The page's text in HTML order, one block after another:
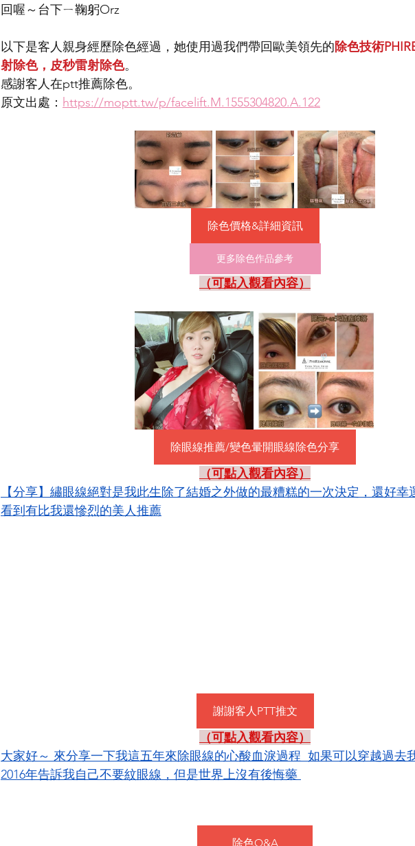
回喔～台下ㄧ鞠躬Orz
以下是客人親身經歷除色經過，她使用過我們帶回歐美領先的除色技術
射除色，皮秒雷射除色。
感謝客人在ptt推薦除色。
原文出處： https://moptt.tw/p/facelift.M.1555304820.A.122
除色價格&詳細資訊
更多除色作品參考
（可點入觀看內容）
除眼線推薦/變色暈開眼線除色分享
（可點入觀看內容）
【分享】繡眼線絕對是我此生除了結婚之外做的最糟糕的一次決定，還好幸
看到有比我還慘烈的美人推薦
謝謝客人PTT推文
（可點入觀看內容）
大家好～ 來分享一下我這五年來除眼線的心酸血淚過程  如果可以穿越過去
2016年告訴我自己不要紋眼線，但是世界上沒有後悔藥
除色Q&A